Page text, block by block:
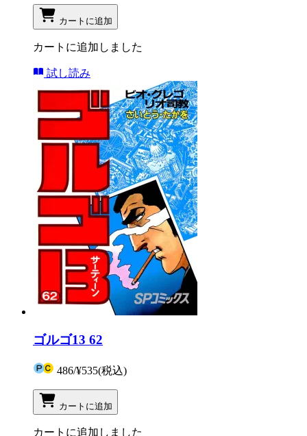
カートに追加
カートに追加しました
試し読み
ゴルゴ13 62
486/¥535(税込)
カートに追加
カートに追加しました